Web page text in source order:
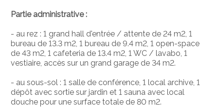
Partie administrative :
- au rez : 1 grand hall d'entrée / attente de 24 m2, 1
bureau de 13.3 m2, 1 bureau de 9.4 m2, 1 open-space
de 43 m2, 1 cafeteria de 13.4 m2, 1 WC / lavabo, 1
vestiaire, accès sur un grand garage de 34 m2.
- au sous-sol : 1 salle de conférence, 1 local archive, 1
dépôt avec sortie sur jardin et 1 sauna avec local
douche pour une surface totale de 80 m2.